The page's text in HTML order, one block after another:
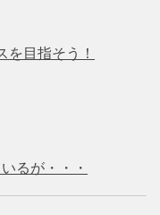
を目指そう！
るが・・・